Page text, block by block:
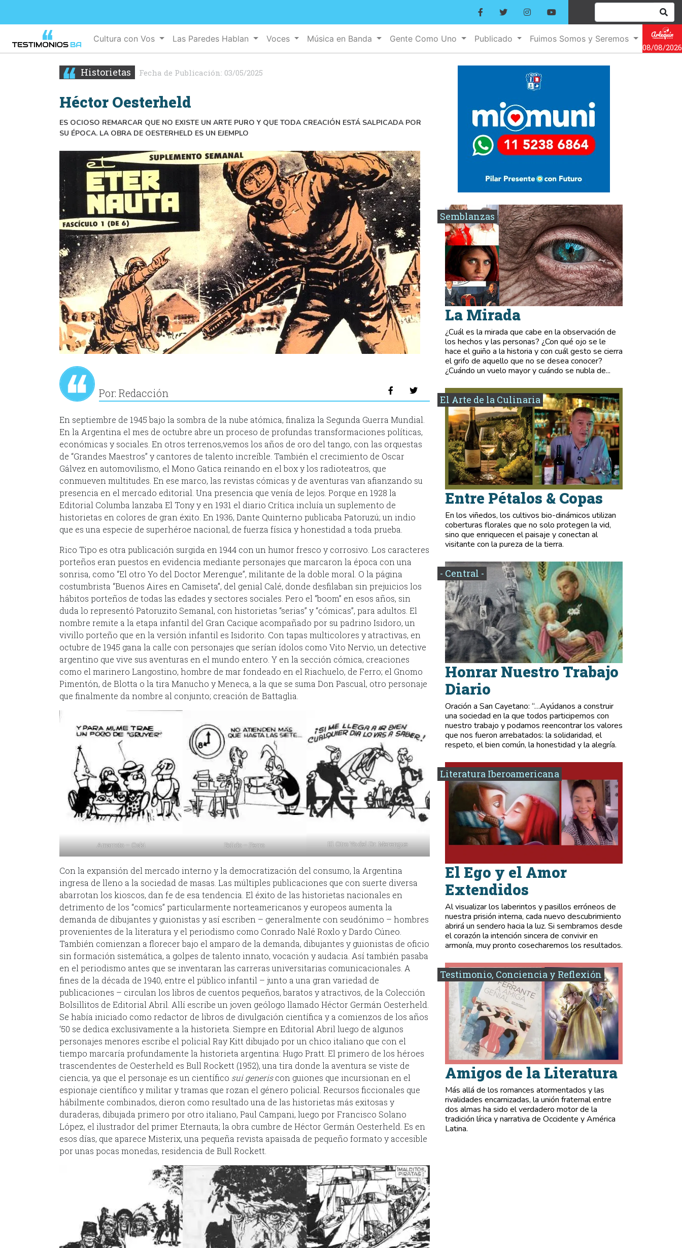
Cultura con Vos Las Paredes Hablan Voces Música en Banda Gente Como Uno Publicado
Fuimos Somos y Seremos
08/08/2026
Historietas Fecha de Publicación: 03/05/2025
Héctor Oesterheld
ES OCIOSO REMARCAR QUE NO EXISTE UN ARTE PURO Y QUE TODA CREACIÓN ESTÁ SALPICADA POR
SU ÉPOCA. LA OBRA DE OESTERHELD ES UN EJEMPLO
Por: Redacción
En septiembre de 1945 bajo la sombra de la nube atómica, finaliza la Segunda Guerra Mundial.
En la Argentina el mes de octubre abre un proceso de profundas transformaciones políticas,
económicas y sociales. En otros terrenos,vemos los años de oro del tango, con las orquestas
de “Grandes Maestros” y cantores de talento increíble. También el crecimiento de Oscar
Gálvez en automovilismo, el Mono Gatica reinando en el box y los radioteatros, que
conmueven multitudes. En ese marco, las revistas cómicas y de aventuras van afianzando su
presencia en el mercado editorial. Una presencia que venía de lejos. Porque en 1928 la
Editorial Columba lanzaba El Tony y en 1931 el diario Crítica incluía un suplemento de
historietas en colores de gran éxito. En 1936, Dante Quinterno publicaba Patoruzú; un indio
que es una especie de superhéroe nacional, de fuerza física y honestidad a toda prueba.
Rico Tipo es otra publicación surgida en 1944 con un humor fresco y corrosivo. Los caracteres
porteños eran puestos en evidencia mediante personajes que marcaron la época con una
sonrisa, como “El otro Yo del Doctor Merengue”, militante de la doble moral. O la página
costumbrista “Buenos Aires en Camiseta”, del genial Calé, donde desfilaban sin prejuicios los
hábitos porteños de todas las edades y sectores sociales. Pero el “boom” en esos años, sin
duda lo representó Patoruzito Semanal, con historietas “serias” y “cómicas”, para adultos. El
nombre remite a la etapa infantil del Gran Cacique acompañado por su padrino Isidoro, un
vivillo porteño que en la versión infantil es Isidorito. Con tapas multicolores y atractivas, en
octubre de 1945 gana la calle con personajes que serían ídolos como Vito Nervio, un detective
argentino que vive sus aventuras en el mundo entero. Y en la sección cómica, creaciones
como el marinero Langostino, hombre de mar fondeado en el Riachuelo, de Ferro; el Gnomo
Pimentón, de Blotta o la tira Manucho y Meneca, a la que se suma Don Pascual, otro personaje
que finalmente da nombre al conjunto; creación de Battaglia.
Amarroto – Oski Bolido – Ferro El Otro Yo del Dr. Merengue
Con la expansión del mercado interno y la democratización del consumo, la Argentina
ingresa de lleno a la sociedad de masas. Las múltiples publicaciones que con suerte diversa
abarrotan los kioscos, dan fe de esa tendencia. El éxito de las historietas nacionales en
detrimento de los “comics” particularmente norteamericanos y europeos aumenta la
demanda de dibujantes y guionistas y así escriben – generalmente con seudónimo – hombres
provenientes de la literatura y el periodismo como Conrado Nalé Roxlo y Dardo Cúneo.
También comienzan a florecer bajo el amparo de la demanda, dibujantes y guionistas de oficio
sin formación sistemática, a golpes de talento innato, vocación y audacia. Así también pasaba
en el periodismo antes que se inventaran las carreras universitarias comunicacionales. A
fines de la década de 1940, entre el público infantil – junto a una gran variedad de
publicaciones – circulan los libros de cuentos pequeños, baratos y atractivos, de la Colección
Bolsillitos de Editorial Abril. Allí escribe un joven geólogo llamado Héctor Germán Oesterheld.
Se había iniciado como redactor de libros de divulgación científica y a comienzos de los años
‘50 se dedica exclusivamente a la historieta. Siempre en Editorial Abril luego de algunos
personajes menores escribe el policial Ray Kitt dibujado por un chico italiano que con el
tiempo marcaría profundamente la historieta argentina: Hugo Pratt. El primero de los héroes
trascendentes de Oesterheld es Bull Rockett (1952), una tira donde la aventura se viste de
ciencia, ya que el personaje es un científico sui generiscon guiones que incursionan en el
espionaje científico y militar y tramas que rozan el género policial. Recursos ficcionales que
hábilmente combinados, dieron como resultado una de las historietas más exitosas y
duraderas, dibujada primero por otro italiano, Paul Campani, luego por Francisco Solano
López, el ilustrador del primer Eternauta; la obra cumbre de Héctor Germán Oesterheld. Es en
esos días, que aparece Misterix, una pequeña revista apaisada de pequeño formato y accesible
por unas pocas monedas, residencia de Bull Rockett.
Semblanzas
La Mirada
¿Cuál es la mirada que cabe en la observación de
los hechos y las personas? ¿Con qué ojo se le
hace el guiño a la historia y con cuál gesto se cierra
el grifo de aquello que no se desea conocer?
¿Cuándo un vuelo mayor y cuándo se nubla de...
El Arte de la Culinaria
Entre Pétalos & Copas
En los viñedos, los cultivos bio-dinámicos utilizan
coberturas florales que no solo protegen la vid,
sino que enriquecen el paisaje y conectan al
visitante con la pureza de la tierra.
- Central -
Honrar Nuestro Trabajo
Diario
Oración a San Cayetano: “…Ayúdanos a construir
una sociedad en la que todos participemos con
nuestro trabajo y podamos reencontrar los valores
que nos fueron arrebatados: la solidaridad, el
respeto, el bien común, la honestidad y la alegría.
Literatura Iberoamericana
El Ego y el Amor
Extendidos
Al visualizar los laberintos y pasillos erróneos de
nuestra prisión interna, cada nuevo descubrimiento
abrirá un sendero hacia la luz. Si sembramos desde
el corazón la intención sincera de convivir en
armonía, muy pronto cosecharemos los resultados.
Testimonio, Conciencia y Reflexión
Amigos de la Literatura
Más allá de los romances atormentados y las
rivalidades encarnizadas, la unión fraternal entre
dos almas ha sido el verdadero motor de la
tradición lírica y narrativa de Occidente y América
Latina.